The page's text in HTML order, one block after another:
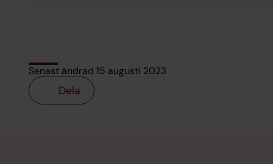
Senast ändrad 15 augusti 2023
Dela